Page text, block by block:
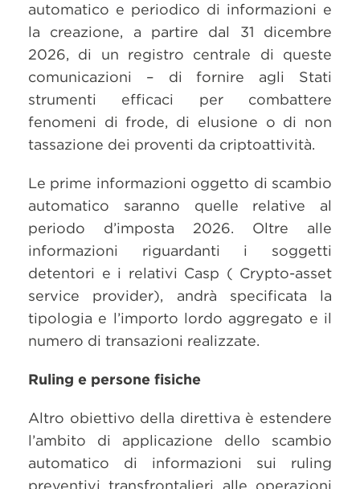
automatico e periodico di informazioni e
la creazione, a partire dal 31 dicembre
2026, di un registro centrale di queste
comunicazioni – di fornire agli Stati
strumenti efficaci per combattere
fenomeni di frode, di elusione o di non
tassazione dei proventi da criptoattività.
Le prime informazioni oggetto di scambio
automatico saranno quelle relative al
periodo d’imposta 2026. Oltre alle
informazioni riguardanti i soggetti
detentori e i relativi Casp ( Crypto-asset
service provider), andrà specificata la
tipologia e l’importo lordo aggregato e il
numero di transazioni realizzate.
Ruling e persone fisiche
Altro obiettivo della direttiva è estendere
l’ambito di applicazione dello scambio
automatico di informazioni sui ruling
preventivi transfrontalieri alle operazioni